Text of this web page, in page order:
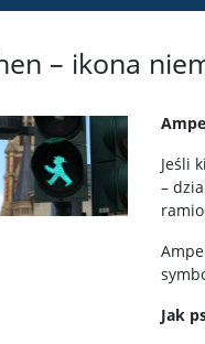
– ikona
Jeśli
–
Jak